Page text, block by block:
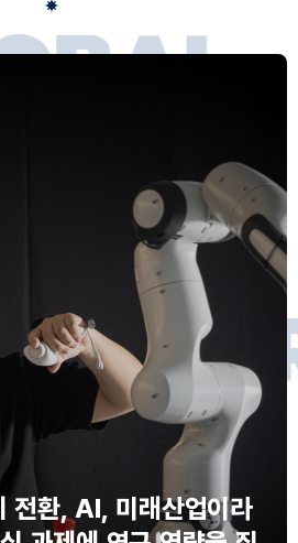
BAL
S
R
TU RE
VATO
S
전환, AI, 미래산업이라